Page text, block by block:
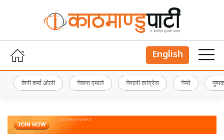
English
केपी शर्मा ओली नेकपा एमाले नेपाली कांग्रेस नेप्से